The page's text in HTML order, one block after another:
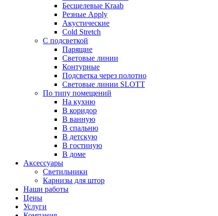
Бесщелевые Kraab
Резные Apply
Акустические
Cold Stretch
С подсветкой
Парящие
Световые линии
Контурные
Подсветка через полотно
Световые линии SLOTT
По типу помещений
На кухню
В коридор
В ванную
В спальню
В детскую
В гостиную
В доме
Аксессуары
Светильники
Карнизы для штор
Наши работы
Цены
Услуги